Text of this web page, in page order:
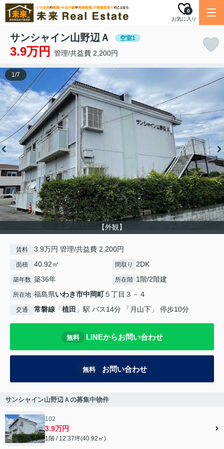
お気に入り
0
サンシャイン山野辺Ａ 空室1
3.9万円 管理/共益費 2,200円
【外観】
1/7
賃料 3.9万円 管理/共益費 2,200円
面積 40.92㎡ 間取り 2DK
築年数 築36年 所在階 1階/2階建
所在地 福島県いわき市中岡町５丁目３－４
交通 常磐線 「植田 」駅 バス14分 「月山下」 停歩10分
無料 LINEからお問い合わせ
無料 お問い合わせ
サンシャイン山野辺Ａの募集中物件
102
3.9万円
1階 / 12.37坪(40.92㎡)